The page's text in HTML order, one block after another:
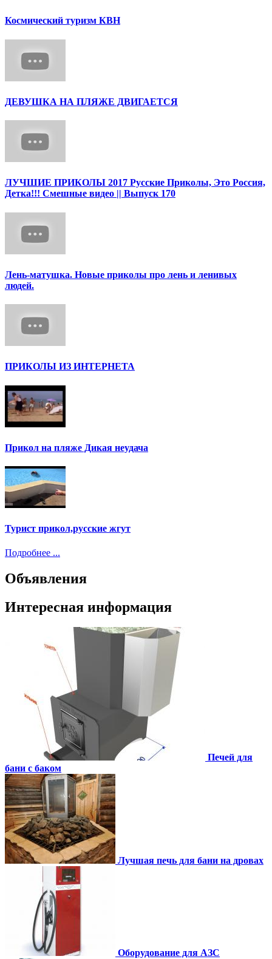
Космический туризм КВН
ДЕВУШКА НА ПЛЯЖЕ ДВИГАЕТСЯ
ЛУЧШИЕ ПРИКОЛЫ 2017 Русские Приколы, Это Россия,
Детка!!! Смешные видео || Выпуск 170
Лень-матушка. Новые приколы про лень и ленивых
людей.
ПРИКОЛЫ ИЗ ИНТЕРНЕТА
Прикол на пляже Дикая неудача
Турист прикол,русские жгут
Подробнее ...
Объявления
Интересная информация
Печей для
бани с баком
Лучшая печь для бани на дровах
Оборудование для АЗС